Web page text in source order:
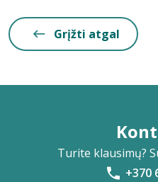
Grįžti atgal
Turite klausimų?
+370